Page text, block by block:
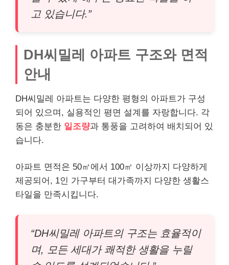
고 있습니다.”
DH씨밀레 아파트 구조와 면적
안내
DH씨밀레 아파트는 다양한 평형의 아파트가 구성
되어 있으며, 실용적인 평면 설계를 자랑합니다. 각
동은 충분한 일조량과 통풍을 고려하여 배치되어 있
습니다.
아파트 면적은 50㎡에서 100㎡ 이상까지 다양하게
제공되어, 1인 가구부터 대가족까지 다양한 생활스
타일을 만족시킵니다.
“DH씨밀레 아파트의 구조는 효율적이
며, 모든 세대가 쾌적한 생활을 누릴